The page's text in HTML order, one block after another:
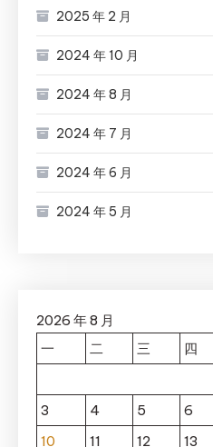
2025 年 2 月
2024 年 10 月
2024 年 8 月
2024 年 7 月
2024 年 6 月
2024 年 5 月
2026 年 8 月
一
二 三 四
3
4 5 6
10
11 12 13